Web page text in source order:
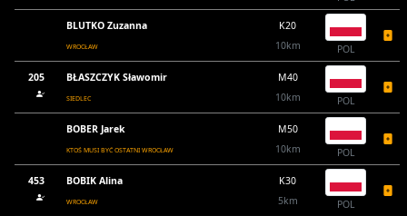
BLUTKO Zuzanna
WROCŁAW
K20
10km
POL
205 BŁASZCZYK Sławomir
SIEDLEC
M40
10km
POL
BOBER Jarek
KTOŚ MUSI BYĆ OSTATNI WROCŁAW
M50
10km
POL
453 BOBIK Alina
WROCŁAW
K30
5km
POL